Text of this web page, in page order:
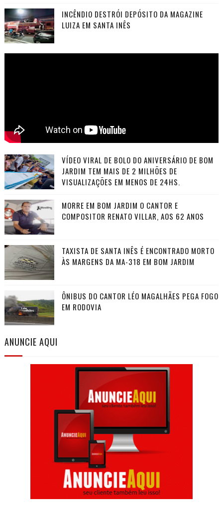
INCÊNDIO DESTRÓI DEPÓSITO DA MAGAZINE
LUIZA EM SANTA INÊS
VÍDEO VIRAL DE BOLO DO ANIVERSÁRIO DE BOM
JARDIM TEM MAIS DE 2 MILHÕES DE
VISUALIZAÇÕES EM MENOS DE 24HS.
MORRE EM BOM JARDIM O CANTOR E
COMPOSITOR RENATO VILLAR, AOS 62 ANOS
TAXISTA DE SANTA INÊS É ENCONTRADO MORTO
ÀS MARGENS DA MA-318 EM BOM JARDIM
ÔNIBUS DO CANTOR LÉO MAGALHÃES PEGA FOGO
EM RODOVIA
ANUNCIE AQUI